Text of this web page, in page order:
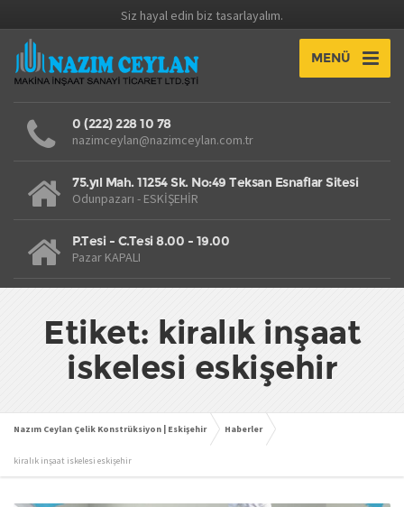
Siz hayal edin biz tasarlayalım.
MENÜ
0 (222) 228 10 78
nazimceylan@nazimceylan.com.tr
75.yıl Mah. 11254 Sk. No:49 Teksan Esnaflar Sitesi
Odunpazarı - ESKİŞEHİR
P.Tesi - C.Tesi 8.00 - 19.00
Pazar KAPALI
Etiket: kiralık inşaat
iskelesi eskişehir
Nazım Ceylan Çelik Konstrüksiyon | Eskişehir Haberler
kiralık inşaat iskelesi eskişehir